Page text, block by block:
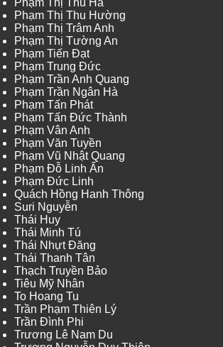
Phạm Thị Thu Hà
Phạm Thị Thu Hường
Phạm Thị Trâm Anh
Phạm Thị Tường An
Phạm Tiến Đạt
Phạm Trung Đức
Phạm Trần Anh Quang
Phạm Trần Ngân Hà
Phạm Tấn Phát
Phạm Tấn Đức Thành
Phạm Vân Anh
Phạm Văn Tuyền
Phạm Vũ Nhật Quang
Phạm Đỗ Linh Ấn
Phạm Đức Linh
Quách Hồng Hanh Thông
Suri Nguyễn
Thái Huy
Thái Minh Tú
Thái Nhựt Đăng
Thái Thanh Tân
Thạch Truyền Bảo
Tiêu Mỹ Nhân
To Hoang Tu
Trần Phạm Thiên Lý
Trần Đình Phi
Trương Lê Nam Du